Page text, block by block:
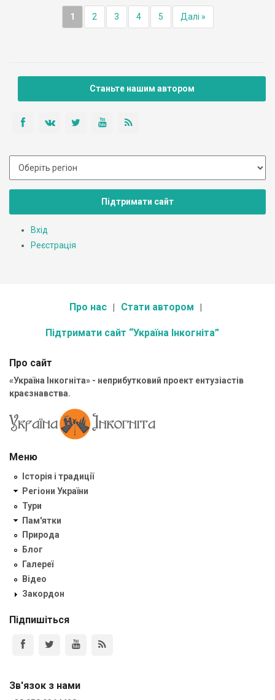
1 2 3 4 5 Далі »
Станьте нашим автором
Підтримати сайт
Вхід
Реєстрація
Про нас Стати автором
Підтримати сайт “Україна Інкогніта”
Про сайт
«Україна Інкогніта» - неприбутковий проект ентузіастів
краєзнавства.
Меню
Історія і традиції
Регіони України
Тури
Пам'ятки
Природа
Блог
Галереї
Відео
Закордон
Підпишіться
Зв'язок з нами